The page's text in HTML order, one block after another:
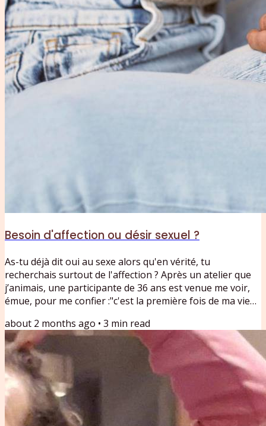
Besoin d'affection ou désir sexuel ?
As-tu déjà dit oui au sexe alors qu'en vérité, tu
recherchais surtout de l'affection ? Après un atelier que
j’animais, une participante de 36 ans est venue me voir,
émue, pour me confier :"c'est la première fois de ma vie
simplement envie de me faire du bien, et que ça s'arrête
là, sans passage à l'acte."Dans les accompagnements que
je propose, cette confusion entre besoin d'affection et
désir sexuel revient très souvent. Elle révèle quelque...
about 2 months ago • 3 min read